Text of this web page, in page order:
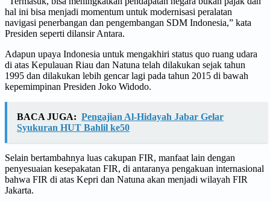
hal ini bisa menjadi momentum untuk modernisasi peralatan
navigasi penerbangan dan pengembangan SDM Indonesia,” kata
Presiden seperti dilansir Antara.
Adapun upaya Indonesia untuk mengakhiri status quo ruang udara
di atas Kepulauan Riau dan Natuna telah dilakukan sejak tahun
1995 dan dilakukan lebih gencar lagi pada tahun 2015 di bawah
kepemimpinan Presiden Joko Widodo.
BACA JUGA: Pengajian Al-Hidayah Jabar Gelar
Syukuran HUT Bahlil ke50
Selain bertambahnya luas cakupan FIR, manfaat lain dengan
penyesuaian kesepakatan FIR, di antaranya pengakuan internasional
bahwa FIR di atas Kepri dan Natuna akan menjadi wilayah FIR
Jakarta.